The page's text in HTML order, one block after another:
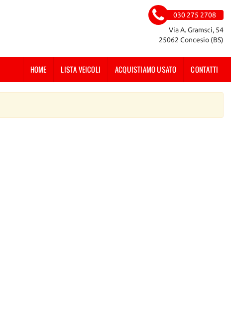
030 275 2708
Via A. Gramsci, 54
25062 Concesio (BS)
HOME LISTA VEICOLI ACQUISTIAMO USATO CONTATTI